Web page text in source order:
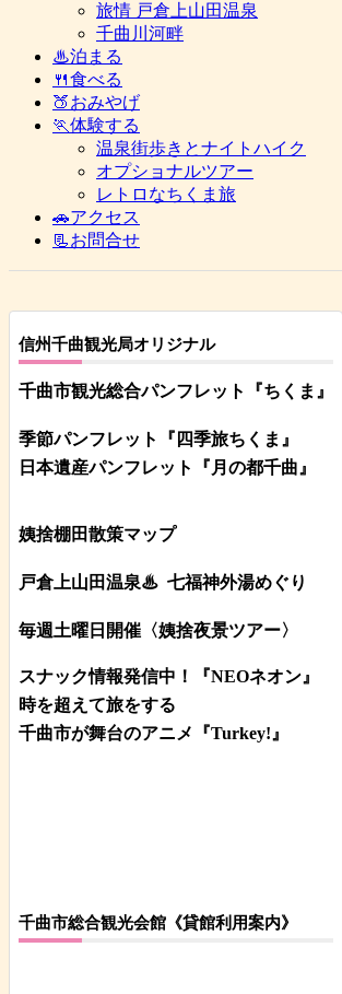
旅情 戸倉上山田温泉
千曲川河畔
♨泊まる
🍴食べる
🍑おみやげ
🏃体験する
温泉街歩きとナイトハイク
オプショナルツアー
レトロなちくま旅
🚗アクセス
📃お問合せ
信州千曲観光局オリジナル
千曲市観光総合パンフレット 『ちくま』
季節パンフレット『四季旅ちくま』
日本遺産パンフレット
『月の都千曲』
姨捨棚田散策マップ
戸倉上山田温泉♨ 七福神外湯めぐり
毎週土曜日開催〈姨捨夜景ツアー〉
スナック情報発信中！『NEOネオン』
時を超えて旅をする
千曲市が舞台のアニメ『Turkey!』
千曲市総合観光会館《貸館利用案内》